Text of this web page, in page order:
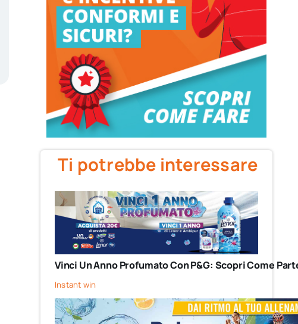
Ti potrebbe interessare
Vinci Un Anno Profumato Con P&G: Scopri Come
Instant win